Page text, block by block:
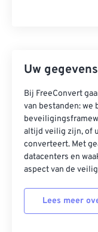
Uw
Bij FreeConvert
van bestanden: we
altijd veilig zijn, of
converteert. Met
datacenters en
aspect van de
Lees meer